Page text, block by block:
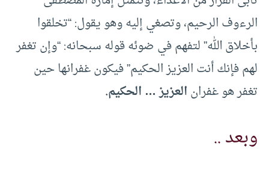
الرءوف الرحيم، وتصغي إليه وهو يقول: “تخلقوا
بأخلاق الله” لتفهم في ضوئه قوله سبحانه: “وإن تغفر
لهم فإنك أنت العزيز الحكيم” فيكون غفرانها حين
تغفر هو غفرانالعزيز … الحكيم.
وبعد ..